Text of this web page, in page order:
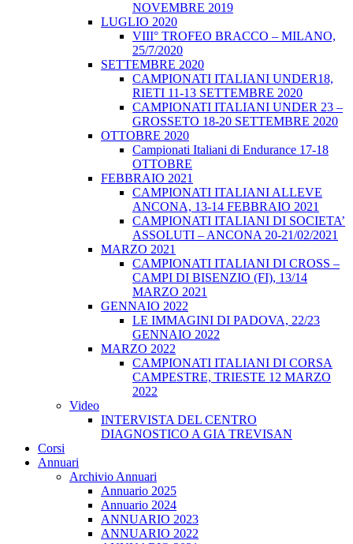
NOVEMBRE 2019
LUGLIO 2020
VIII° TROFEO BRACCO – MILANO,
25/7/2020
SETTEMBRE 2020
CAMPIONATI ITALIANI UNDER18,
RIETI 11-13 SETTEMBRE 2020
CAMPIONATI ITALIANI UNDER 23 –
GROSSETO 18-20 SETTEMBRE 2020
OTTOBRE 2020
Campionati Italiani di Endurance 17-18
OTTOBRE
FEBBRAIO 2021
CAMPIONATI ITALIANI ALLEVE
ANCONA, 13-14 FEBBRAIO 2021
CAMPIONATI ITALIANI DI SOCIETA’
ASSOLUTI – ANCONA 20-21/02/2021
MARZO 2021
CAMPIONATI ITALIANI DI CROSS –
CAMPI DI BISENZIO (FI), 13/14
MARZO 2021
GENNAIO 2022
LE IMMAGINI DI PADOVA, 22/23
GENNAIO 2022
MARZO 2022
CAMPIONATI ITALIANI DI CORSA
CAMPESTRE, TRIESTE 12 MARZO
2022
Video
INTERVISTA DEL CENTRO
DIAGNOSTICO A GIA TREVISAN
Corsi
Annuari
Archivio Annuari
Annuario 2025
Annuario 2024
ANNUARIO 2023
ANNUARIO 2022